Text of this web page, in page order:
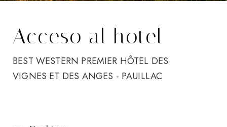
Acceso al hotel
BEST WESTERN PREMIER HÔTEL DES
VIGNES ET DES ANGES - PAUILLAC